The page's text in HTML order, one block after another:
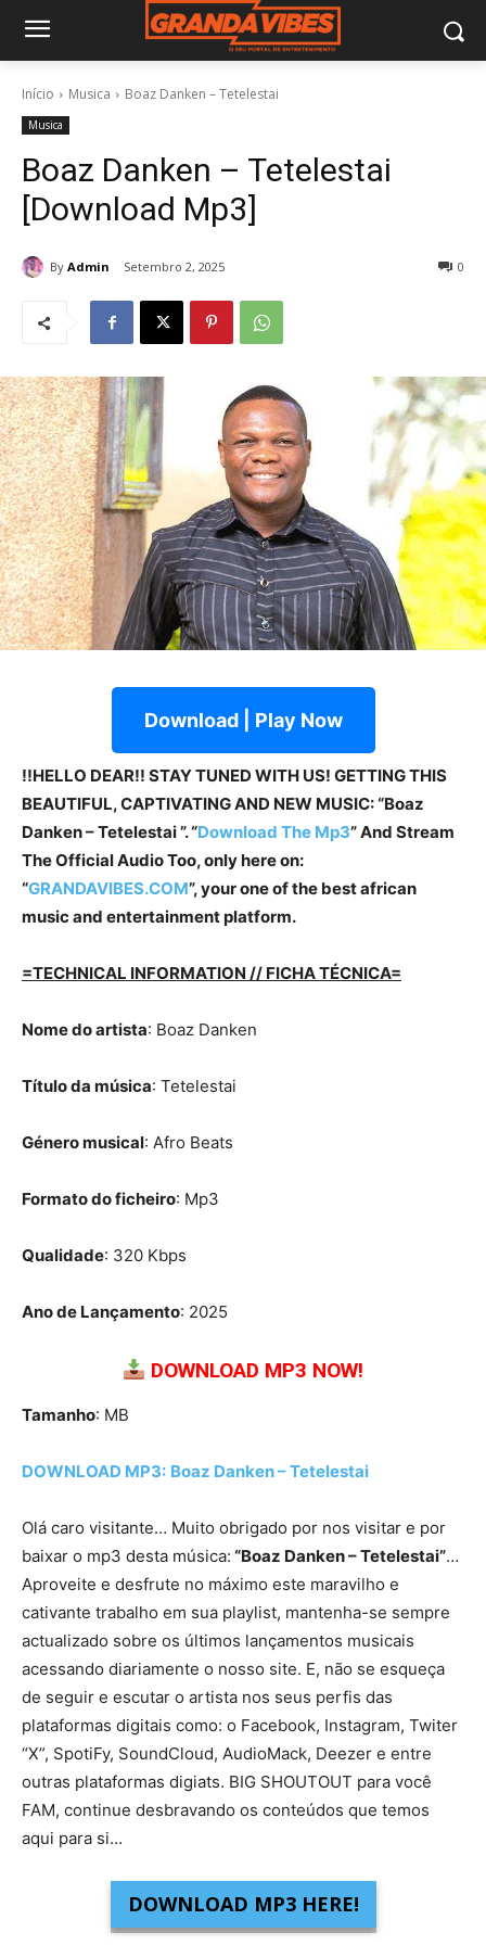
Início Musica Boaz Danken – Tetelestai
Musica
Boaz Danken – Tetelestai
[Download Mp3]
By Admin Setembro 2, 2025 0
Download | Play Now
!!HELLO DEAR!! STAY TUNED WITH US! GETTING THIS
BEAUTIFUL, CAPTIVATING AND NEW MUSIC: “Boaz
Danken – Tetelestai ”. “Download The Mp3” And Stream
The Official Audio Too, only here on:
“GRANDAVIBES.COM”, your one of the best african
music and entertainment platform.
=TECHNICAL INFORMATION // FICHA TÉCNICA=
Nome do artista: Boaz Danken
Título da música: Tetelestai
Género musical: Afro Beats
Formato do ficheiro: Mp3
Qualidade: 320 Kbps
Ano de Lançamento: 2025
DOWNLOAD MP3 NOW!
Tamanho: MB
DOWNLOAD MP3: Boaz Danken – Tetelestai
Olá caro visitante… Muito obrigado por nos visitar e por
baixar o mp3 desta música: “Boaz Danken – Tetelestai”…
Aproveite e desfrute no máximo este maravilho e
cativante trabalho em sua playlist, mantenha-se sempre
actualizado sobre os últimos lançamentos musicais
acessando diariamente o nosso site. E, não se esqueça
de seguir e escutar o artista nos seus perfis das
plataformas digitais como: o Facebook, Instagram, Twiter
“X”, SpotiFy, SoundCloud, AudioMack, Deezer e entre
outras plataformas digiats. BIG SHOUTOUT para você
FAM, continue desbravando os conteúdos que temos
aqui para si…
DOWNLOAD MP3 HERE!